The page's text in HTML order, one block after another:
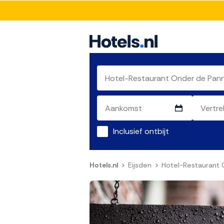
Inclusief ontbijt
Hotels.nl Eijsden Hotel-Restaurant